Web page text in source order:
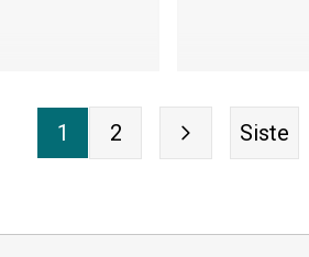
1 2 Siste